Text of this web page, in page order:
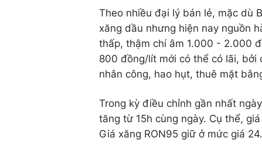
Theo nhiều đại lý bán lẻ, mặc dù
xăng dầu nhưng hiện nay nguồn
thấp, thậm chí âm 1.000 - 2.000
800 đồng/lít mới có thể có lãi, bởi
nhân công, hao hụt, thuê mặt
Trong kỳ điều chỉnh gần nhất
tăng từ 15h cùng ngày. Cụ thể,
Giá xăng RON95 giữ ở mức giá